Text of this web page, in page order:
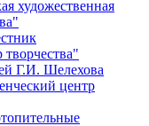
Г.И. Шелехова
центр